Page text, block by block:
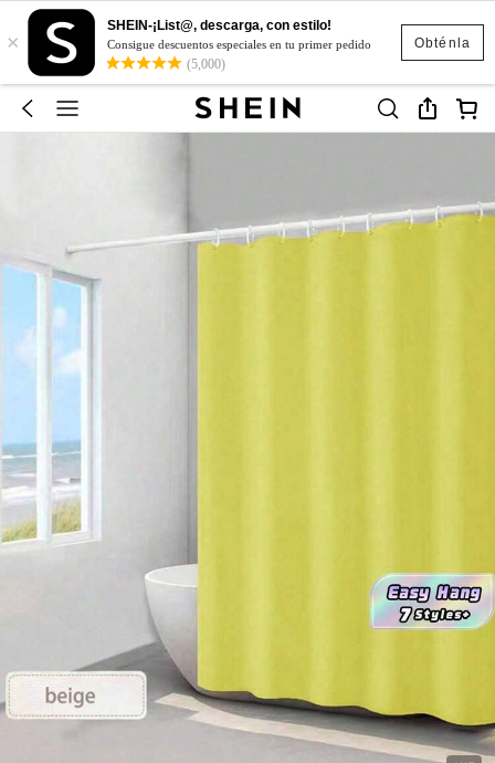
Obténla
×
SHEIN-¡List@, descarga, con estilo!
Consigue descuentos especiales en tu primer pedido
(5,000)